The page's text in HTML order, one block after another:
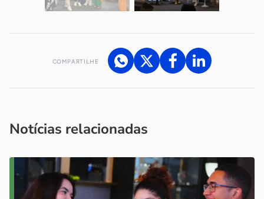
COMPARTILHE
Notícias relacionadas